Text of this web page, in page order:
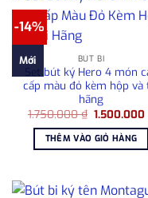
-14%
Mới BÚT BI
Set bút ký Hero 4 món
cấp màu đỏ kèm hộp và
hãng
1.750.000₫ Giá
là:
1.750.000 ₫.
1.500.000
THÊM VÀO GIỎ HÀNG